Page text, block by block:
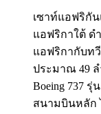
เซาท์แอฟริกั
แอฟริกาใต้ ด
แอฟริกากับท
ประมาณ 49 ล
Boeing 737 รุ่
สนามบินหลัก